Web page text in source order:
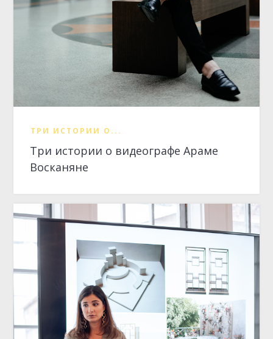
ТРИ ИСТОРИИ О...
Три истории о видеографе Араме
Восканяне